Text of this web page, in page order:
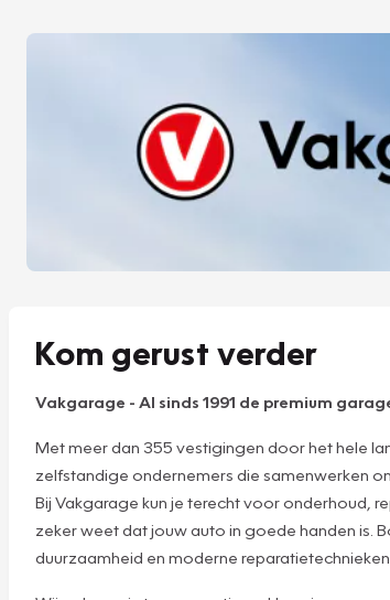
Kom gerust verder
Vakgarage - Al sinds 1991 de premium
Met meer dan 355 vestigingen door het hele
zelfstandige ondernemers die samenwerken
Bij Vakgarage kun je terecht voor onderhoud,
zeker weet dat jouw auto in goede handen is.
duurzaamheid en moderne reparatietechnieken.